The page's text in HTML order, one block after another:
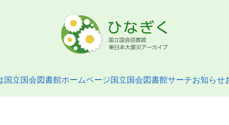
国立国会図書館ホームページ国立国会図書館サーチお知らせ